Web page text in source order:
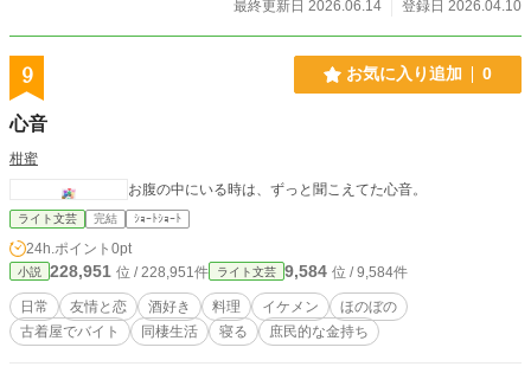
舟には乗せたくないが、口下手ゆえに、亡者とは関わりあぐ
最終更新日 2026.06.14
登録日 2026.04.10
9 お気に入り追加 0
心音
柑蜜
お腹の中にいる時は、ずっと聞こえてた心音。
ライト文芸 完結 ｼｮｰﾄｼｮｰﾄ
24h.ポイント 0pt
小説 228,951 位 / 228,951件 ライト文芸 9,584 位 / 9,584件
日常 友情と恋 酒好き 料理 イケメン
ほのぼの
古着屋でバイト
同棲生活 寝る 庶民的な金持ち